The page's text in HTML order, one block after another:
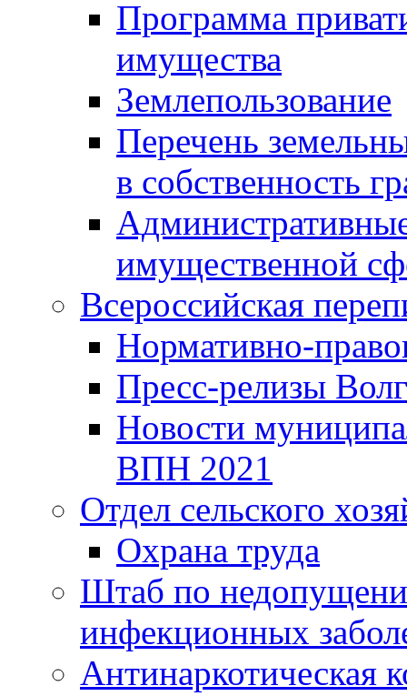
Программа
имущества
Землепользование
Перечень
в собственность
имущественной
Всероссийская
Нормативно-
Пресс-релизы
Новости
ВПН 2021
Отдел сельского
Охрана труда
Штаб по
инфекционных
Антинаркотическая